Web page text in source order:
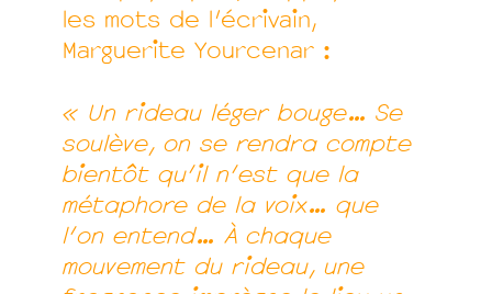
les mots de l’écrivain,
Marguerite Yourcenar :
« Un rideau léger bouge… Se
soulève, on se rendra compte
bientôt qu’il n’est que la
métaphore de la voix… que
l’on entend… À chaque
mouvement du rideau, une